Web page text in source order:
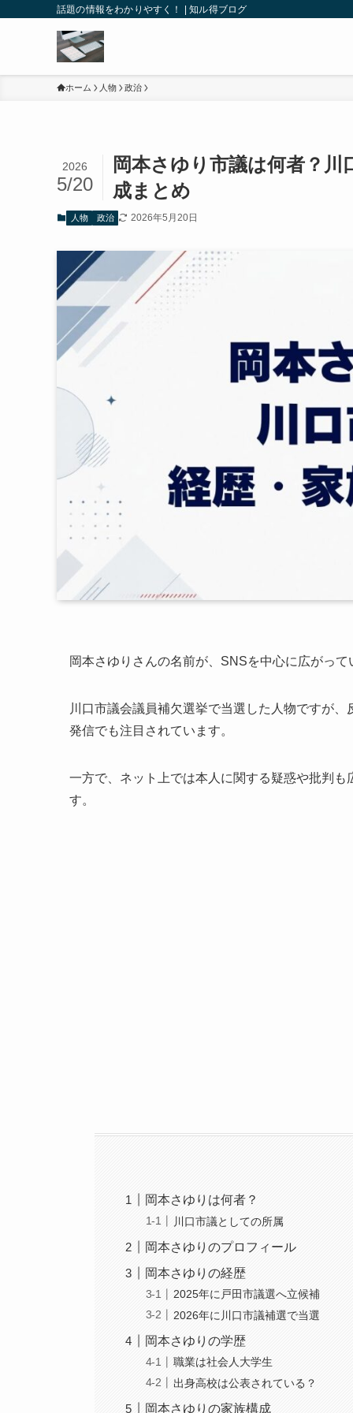
話題の情報をわかりやすく！ | 知ル得ブログ
ホーム 人物 政治
岡本さゆり市議は何者？
成まとめ
2026
5/20
人物 政治 2026年5月20日
岡本さゆりさんの名前が、SNSを中心に広がって
川口市議会議員補欠選挙で当選した人物ですが
発信でも注目されています。
一方で、ネット上では本人に関する疑惑や批判
す。
岡本さゆりは何者？
川口市議としての所属
岡本さゆりのプロフィール
岡本さゆりの経歴
2025年に戸田市議選へ立候補
2026年に川口市議補選で当選
岡本さゆりの学歴
職業は社会人大学生
出身高校は公表されている？
岡本さゆりの家族構成